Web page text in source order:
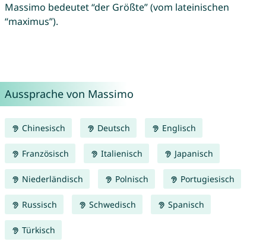
Massimo bedeutet “der Größte” (vom lateinischen
“maximus”).
Aussprache von Massimo
Chinesisch Deutsch Englisch
Französisch Italienisch Japanisch
Niederländisch Polnisch Portugiesisch
Russisch Schwedisch Spanisch
Türkisch